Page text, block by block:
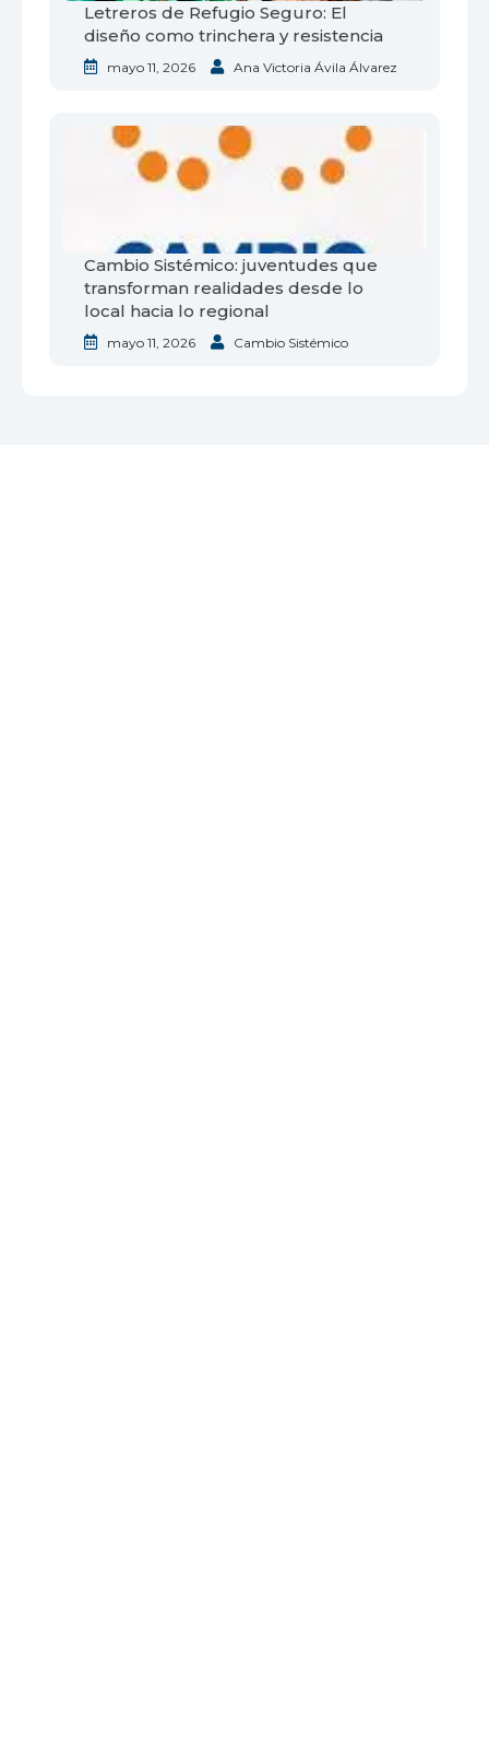
Letreros de Refugio Seguro: El
diseño como trinchera y resistencia
mayo 11, 2026 Ana Victoria Ávila Álvarez
Cambio Sistémico: juventudes que
transforman realidades desde lo
local hacia lo regional
mayo 11, 2026 Cambio Sistémico